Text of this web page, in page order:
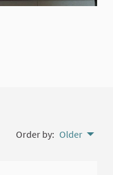
Order by: Older